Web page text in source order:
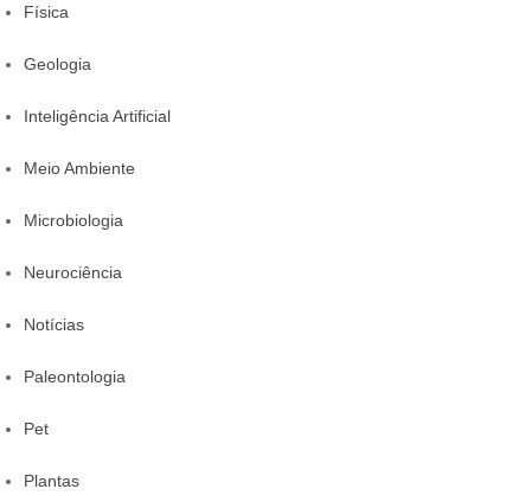
Física
Geologia
Inteligência Artificial
Meio Ambiente
Microbiologia
Neurociência
Notícias
Paleontologia
Pet
Plantas